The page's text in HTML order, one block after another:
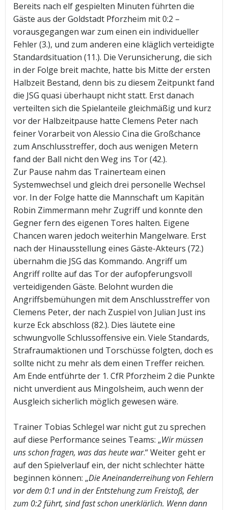
Bereits nach elf gespielten Minuten führten die
Gäste aus der Goldstadt Pforzheim mit 0:2 –
vorausgegangen war zum einen ein individueller
Fehler (3.), und zum anderen eine kläglich verteidigte
Standardsituation (11.). Die Verunsicherung, die sich
in der Folge breit machte, hatte bis Mitte der ersten
Halbzeit Bestand, denn bis zu diesem Zeitpunkt fand
die JSG quasi überhaupt nicht statt. Erst danach
verteilten sich die Spielanteile gleichmäßig und kurz
vor der Halbzeitpause hatte Clemens Peter nach
feiner Vorarbeit von Alessio Cina die Großchance
zum Anschlusstreffer, doch aus wenigen Metern
fand der Ball nicht den Weg ins Tor (42.).
Zur Pause nahm das Trainerteam einen
Systemwechsel und gleich drei personelle Wechsel
vor. In der Folge hatte die Mannschaft um Kapitän
Robin Zimmermann mehr Zugriff und konnte den
Gegner fern des eigenen Tores halten. Eigene
Chancen waren jedoch weiterhin Mangelware. Erst
nach der Hinausstellung eines Gäste-Akteurs (72.)
übernahm die JSG das Kommando. Angriff um
Angriff rollte auf das Tor der aufopferungsvoll
verteidigenden Gäste. Belohnt wurden die
Angriffsbemühungen mit dem Anschlusstreffer von
Clemens Peter, der nach Zuspiel von Julian Just ins
kurze Eck abschloss (82.). Dies läutete eine
schwungvolle Schlussoffensive ein. Viele Standards,
Strafraumaktionen und Torschüsse folgten, doch es
sollte nicht zu mehr als dem einen Treffer reichen.
Am Ende entführte der 1. CfR Pforzheim 2 die Punkte
nicht unverdient aus Mingolsheim, auch wenn der
Ausgleich sicherlich möglich gewesen wäre.
Trainer Tobias Schlegel war nicht gut zu sprechen
auf diese Performance seines Teams: „Wir müssen
uns schon fragen, was das heute war.“ Weiter geht er
auf den Spielverlauf ein, der nicht schlechter hätte
beginnen können: „Die Aneinanderreihung von Fehlern
vor dem 0:1 und in der Entstehung zum Freistoß, der
zum 0:2 führt, sind fast schon unerklärlich. Wenn dann